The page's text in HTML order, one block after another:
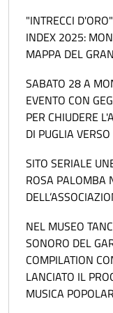
"INTRECCI
INDEX 2025:
MAPPA DEL
SABATO 28 A
EVENTO CON
PER CHIUDERE
DI PUGLIA
SITO SERIALE
ROSA PALOMBA
NEL MUSEO
SONORO DEL
COMPILATION
LANCIATO IL
MUSICA